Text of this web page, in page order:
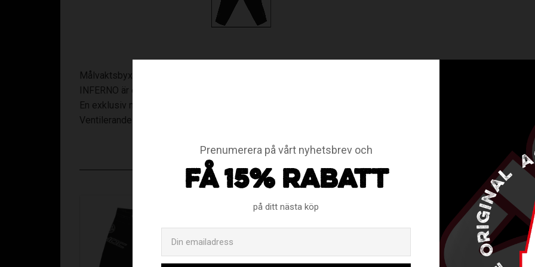
Målvaktsbyxa - Junior
INFERNO är en toppmodell i Unihocs målvaktskollektion.
En exklusiv målvaktsbyxa med bälte i midjan. Dragkedja med skyddsspänne på baksida benslut så att man
Ventilerande panel i knävecken.
RELATERADE PRODUKTER
Prenumerera på vårt nyhetsbrev och
FÅ 15% RABATT
på ditt nästa köp